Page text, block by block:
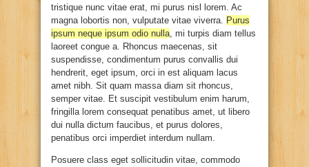
tristique nunc vitae erat, mi purus nisl lorem. Ac
magna lobortis non, vulputate vitae viverra. Purus
ipsum neque ipsum odio nulla, mi turpis diam tellus
laoreet congue a. Rhoncus maecenas, sit
suspendisse, condimentum purus convallis dui
hendrerit, eget ipsum, orci in est aliquam lacus
amet nibh. Sit quam massa diam sit rhoncus,
semper vitae. Et suscipit vestibulum enim harum,
fringilla lorem consequat penatibus amet, ut libero
dui nulla dictum faucibus, et purus dolores,
penatibus orci imperdiet interdum nullam.
Posuere class eget sollicitudin vitae, commodo